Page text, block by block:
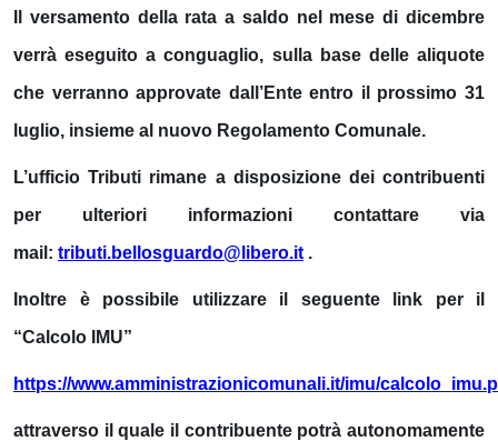
Il versamento della rata a saldo nel mese di dicembre
verrà eseguito a conguaglio, sulla base delle aliquote
che verranno approvate dall’Ente entro il prossimo 31
luglio, insieme al nuovo Regolamento Comunale.
L’ufficio Tributi rimane a disposizione dei contribuenti
per ulteriori informazioni contattare via
mail: tributi.bellosguardo@libero.it .
Inoltre è possibile utilizzare il seguente link per il
“Calcolo IMU”
https://www.amministrazionicomunali.it/imu/
attraverso il quale il contribuente potrà autonomamente